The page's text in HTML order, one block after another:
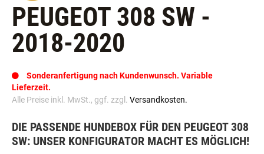
PEUGEOT 308 SW -
2018-2020
Sonderanfertigung nach Kundenwunsch. Variable
Lieferzeit.
Alle Preise inkl. MwSt., ggf. zzgl. Versandkosten.
DIE PASSENDE HUNDEBOX FÜR DEN PEUGEOT 308
SW: UNSER KONFIGURATOR MACHT ES MÖGLICH!